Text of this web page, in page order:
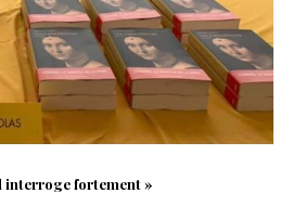
interroge fortement »